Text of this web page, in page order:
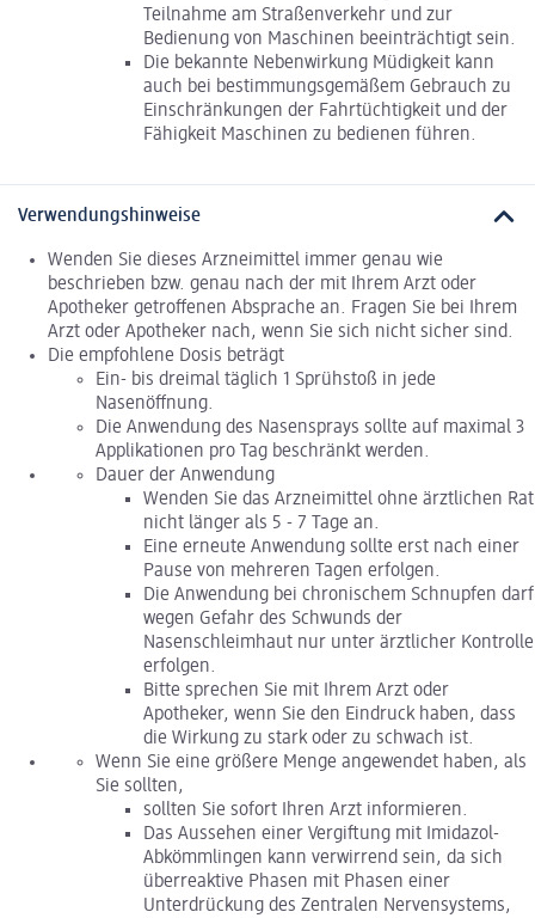
Teilnahme am Straßenverkehr und zur
Bedienung von Maschinen beeinträchtigt sein.
Die bekannte Nebenwirkung Müdigkeit kann
auch bei bestimmungsgemäßem Gebrauch zu
Einschränkungen der Fahrtüchtigkeit und der
Fähigkeit Maschinen zu bedienen führen.
Verwendungshinweise
Wenden Sie dieses Arzneimittel immer genau wie
beschrieben bzw. genau nach der mit Ihrem Arzt oder
Apotheker getroffenen Absprache an. Fragen Sie bei Ihrem
Arzt oder Apotheker nach, wenn Sie sich nicht sicher sind.
Die empfohlene Dosis beträgt
Ein- bis dreimal täglich 1 Sprühstoß in jede
Nasenöffnung.
Die Anwendung des Nasensprays sollte auf maximal 3
Applikationen pro Tag beschränkt werden.
Dauer der Anwendung
Wenden Sie das Arzneimittel ohne ärztlichen Rat
nicht länger als 5 - 7 Tage an.
Eine erneute Anwendung sollte erst nach einer
Pause von mehreren Tagen erfolgen.
Die Anwendung bei chronischem Schnupfen darf
wegen Gefahr des Schwunds der
Nasenschleimhaut nur unter ärztlicher Kontrolle
erfolgen.
Bitte sprechen Sie mit Ihrem Arzt oder
Apotheker, wenn Sie den Eindruck haben, dass
die Wirkung zu stark oder zu schwach ist.
Wenn Sie eine größere Menge angewendet haben, als
Sie sollten,
sollten Sie sofort Ihren Arzt informieren.
Das Aussehen einer Vergiftung mit Imidazol-
Abkömmlingen kann verwirrend sein, da sich
überreaktive Phasen mit Phasen einer
Unterdrückung des Zentralen Nervensystems,